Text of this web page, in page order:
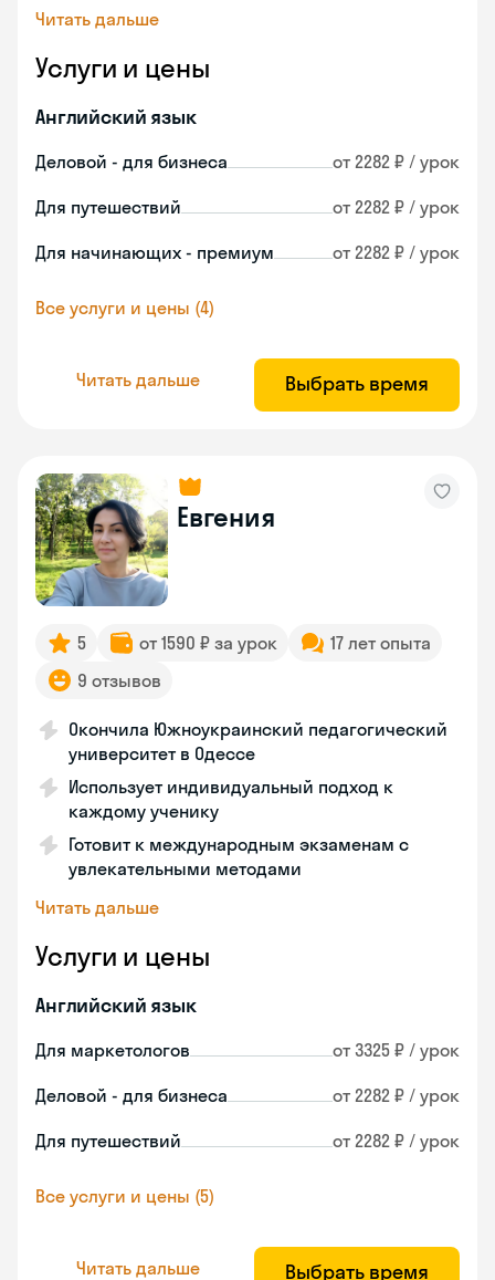
Читать дальше
Услуги и цены
Английский язык
Деловой - для бизнеса от 2282 ₽ / урок
Для путешествий от 2282 ₽ / урок
Для начинающих - премиум от 2282 ₽ / урок
Все услуги и цены (4)
Читать дальше Выбрать время
Евгения
5 от 1590 ₽ за урок
17 лет опыта
9 отзывов
Окончила Южноукраинский педагогический
университет в Одессе
Использует индивидуальный подход к
каждому ученику
Готовит к международным экзаменам с
увлекательными методами
Читать дальше
Услуги и цены
Английский язык
Для маркетологов от 3325 ₽ / урок
Деловой - для бизнеса от 2282 ₽ / урок
Для путешествий от 2282 ₽ / урок
Все услуги и цены (5)
Читать дальше Выбрать время